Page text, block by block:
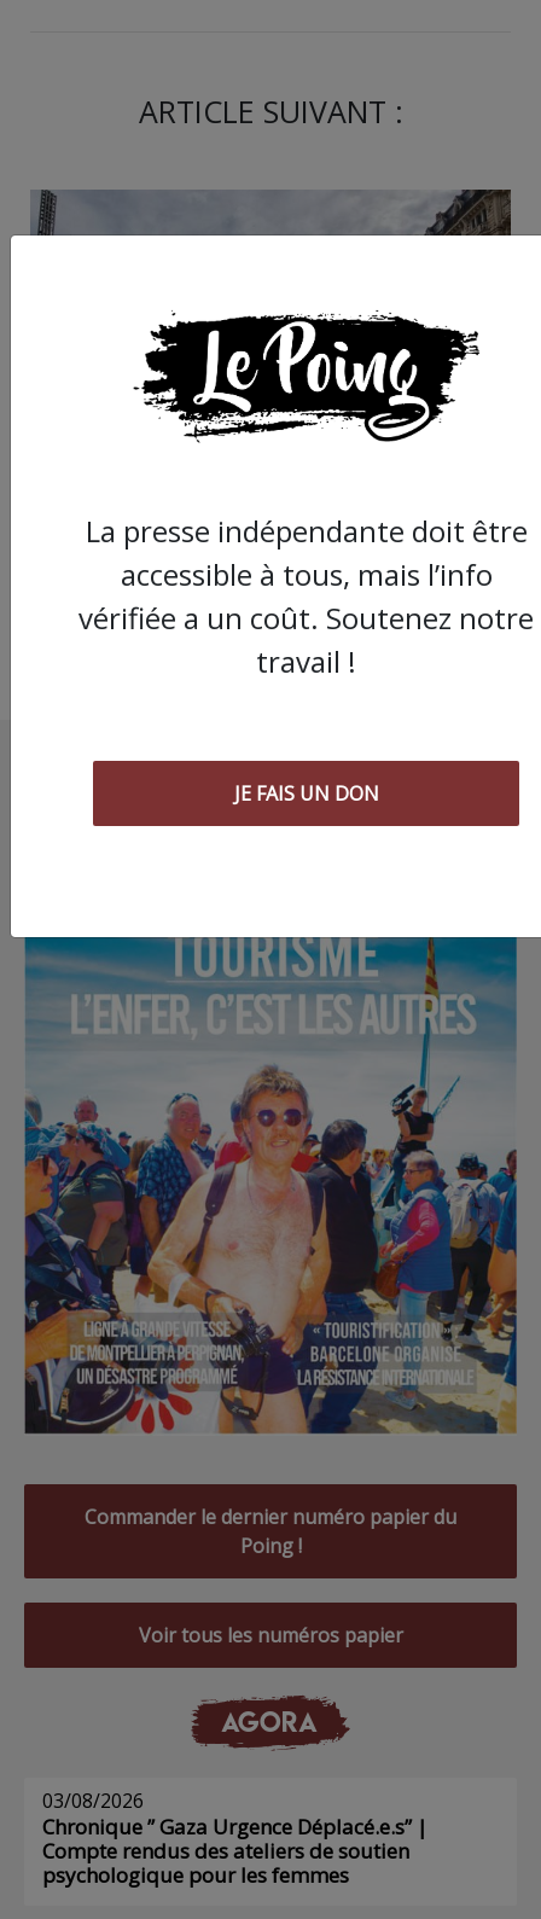
ARTICLE SUIVANT :
Décoloniser AL
Commander le dernier numéro papier du
Poing !
Voir tous les numéros papier
AGORA
03/08/2026
Chronique ” Gaza Urgence Déplacé.e.s” |
Compte rendus des ateliers de soutien
psychologique pour les femmes
La presse indépendante doit être
accessible à tous, mais l’info
vérifiée a un coût. Soutenez notre
travail !
JE FAIS UN DON